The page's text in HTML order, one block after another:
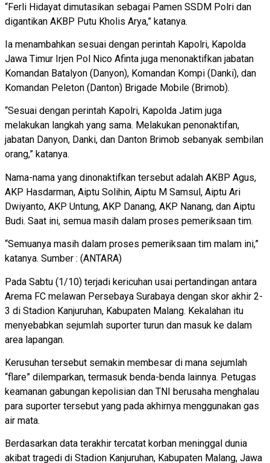
“Ferli Hidayat dimutasikan sebagai Pamen SSDM Polri dan
digantikan AKBP Putu Kholis Arya,” katanya.
Ia menambahkan sesuai dengan perintah Kapolri, Kapolda
Jawa Timur Irjen Pol Nico Afinta juga menonaktifkan jabatan
Komandan Batalyon (Danyon), Komandan Kompi (Danki), dan
Komandan Peleton (Danton) Brigade Mobile (Brimob).
“Sesuai dengan perintah Kapolri, Kapolda Jatim juga
melakukan langkah yang sama. Melakukan penonaktifan,
jabatan Danyon, Danki, dan Danton Brimob sebanyak sembilan
orang,” katanya.
Nama-nama yang dinonaktifkan tersebut adalah AKBP Agus,
AKP Hasdarman, Aiptu Solihin, Aiptu M Samsul, Aiptu Ari
Dwiyanto, AKP Untung, AKP Danang, AKP Nanang, dan Aiptu
Budi. Saat ini, semua masih dalam proses pemeriksaan tim.
“Semuanya masih dalam proses pemeriksaan tim malam ini,”
katanya. Sumber : (ANTARA)
Pada Sabtu (1/10) terjadi kericuhan usai pertandingan antara
Arema FC melawan Persebaya Surabaya dengan skor akhir 2-
3 di Stadion Kanjuruhan, Kabupaten Malang. Kekalahan itu
menyebabkan sejumlah suporter turun dan masuk ke dalam
area lapangan.
Kerusuhan tersebut semakin membesar di mana sejumlah
“flare” dilemparkan, termasuk benda-benda lainnya. Petugas
keamanan gabungan kepolisian dan TNI berusaha menghalau
para suporter tersebut yang pada akhirnya menggunakan gas
air mata.
Berdasarkan data terakhir tercatat korban meninggal dunia
akibat tragedi di Stadion Kanjuruhan, Kabupaten Malang, Jawa